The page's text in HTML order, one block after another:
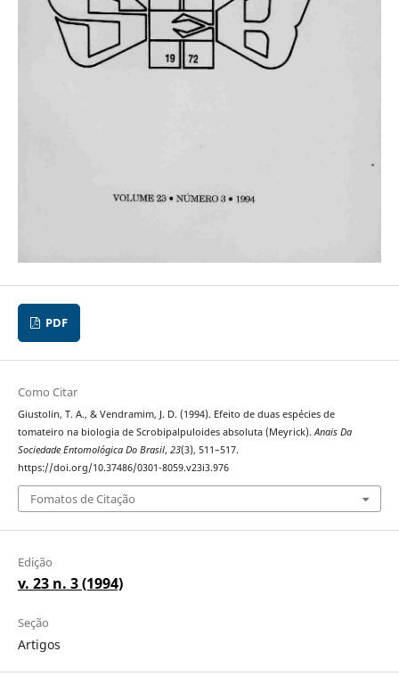
PDF
Como Citar
Giustolin, T. A., & Vendramim, J. D. (1994). Efeito de duas espécies de
tomateiro na biologia de Scrobipalpuloides absoluta (Meyrick). Anais Da
Sociedade Entomológica Do Brasil, 23(3), 511–517.
https://doi.org/10.37486/0301-8059.v23i3.976
Fomatos de Citação
Edição
v. 23 n. 3 (1994)
Seção
Artigos